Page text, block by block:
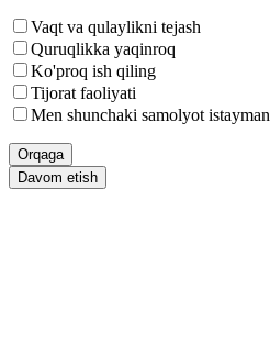
Vaqt va qulaylikni tejash
Quruqlikka yaqinroq
Ko'proq ish qiling
Tijorat faoliyati
Men shunchaki samolyot istayman
Orqaga
Davom etish